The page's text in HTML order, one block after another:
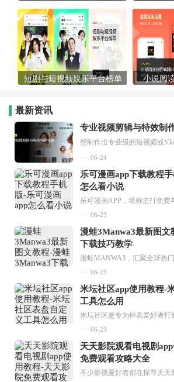
短剧与短视频娱乐平台榜单 小说阅
最新资讯
专业视频剪辑与特效制
06-24
乐可漫画app下载教程
怎么看小说
06-23
漫蛙3Manwa3最新图文
下载技巧教学
06-23
米坛社区app使用教程-
工具怎么用
06-23
天天影院观看电视剧
免费观看攻略大全